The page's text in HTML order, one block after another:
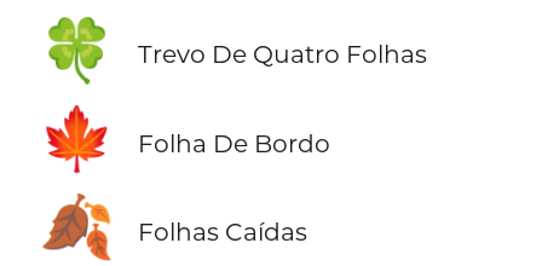
🍀 Trevo De Quatro Folhas
🍁 Folha De Bordo
🍂 Folhas Caídas